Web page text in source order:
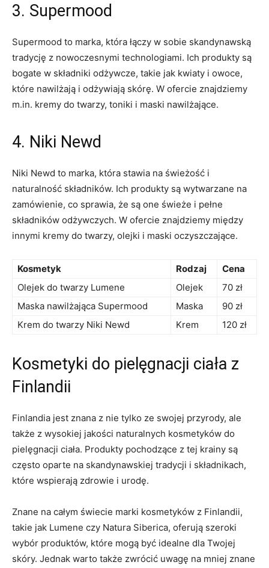
3. Supermood
Supermood ⁣to marka, która łączy w sobie skandynawską
tradycję z nowoczesnymi technologiami. Ich ⁤produkty są
bogate w składniki​ odżywcze, takie jak kwiaty i owoce,
które nawilżają⁣ i odżywiają skórę. W ofercie znajdziemy
m.in. ⁣kremy do twarzy, toniki i⁤ maski‌ nawilżające.
4. Niki Newd
Niki Newd to‍ marka, która stawia⁣ na‌ świeżość ⁤i
naturalność składników. Ich produkty są wytwarzane na⁣
zamówienie, co ⁣sprawia, że są one świeże i pełne⁢
składników ‌odżywczych. ⁣W ofercie znajdziemy między
innymi kremy do twarzy, olejki ⁣i maski oczyszczające.
Kosmetyk Rodzaj
Cena
Olejek ⁤do twarzy Lumene
Olejek
70⁣ zł
Maska nawilżająca Supermood
Maska
90 zł
Krem do twarzy Niki‌ Newd
Krem 120 zł
Kosmetyki do pielęgnacji ciała z​
Finlandii
Finlandia jest znana‌ z nie tylko ze swojej przyrody,⁢ ale
także‍ z⁢ wysokiej​ jakości naturalnych kosmetyków do
pielęgnacji ⁢ciała. Produkty pochodzące z tej krainy są
często oparte na⁣ skandynawskiej tradycji i składnikach,
które wspierają zdrowie i ⁤urodę.
Znane na całym świecie marki ⁢kosmetyków ⁣z Finlandii,
takie jak ‌Lumene czy Natura Siberica, oferują szeroki
wybór produktów, ‌które mogą być idealne⁢ dla Twojej
skóry. Jednak ⁣warto także ⁣zwrócić uwagę na mniej znane